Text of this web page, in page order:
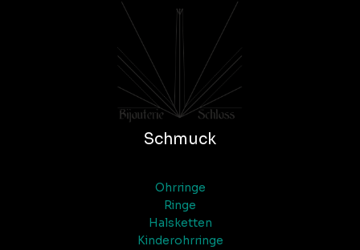
Schmuck
Ohrringe
Ringe
Halsketten
Kinderohrringe